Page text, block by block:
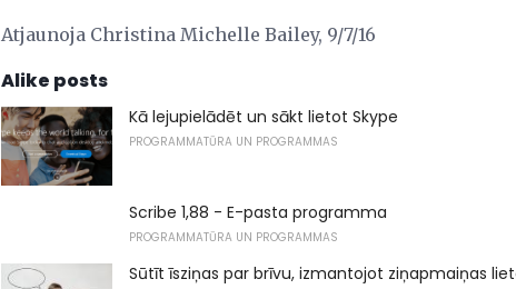
Atjaunoja Christina Michelle Bailey, 9/7/16
Alike posts
Kā lejupielādēt un sākt lietot Skype
PROGRAMMATŪRA UN PROGRAMMAS
Scribe 1,88 - E-pasta programma
PROGRAMMATŪRA UN PROGRAMMAS
Sūtīt īsziņas par brīvu, izmantojot ziņapmaiņas